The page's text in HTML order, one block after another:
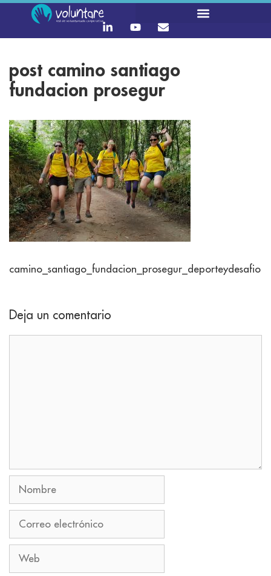
post camino santiago
fundacion prosegur
camino_santiago_fundacion_prosegur_deporteydesafio
Deja un comentario